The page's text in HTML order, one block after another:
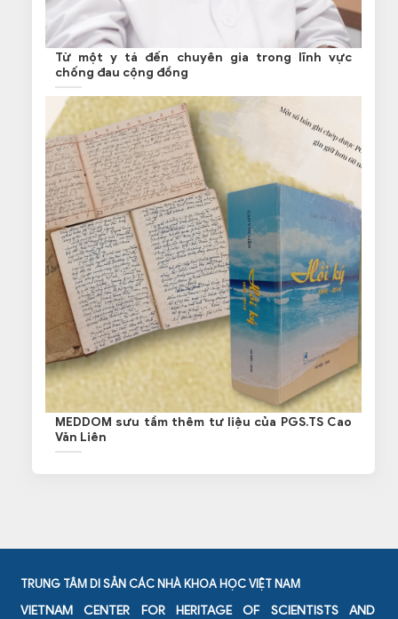
Từ một y tá đến chuyên gia trong lĩnh vực
chống đau cộng đồng
MEDDOM sưu tầm thêm tư liệu của PGS.TS Cao
Văn Liên
TRUNG TÂM DI SẢN CÁC NHÀ KHOA HỌC VIỆT NAM
VIETNAM CENTER FOR HERITAGE OF SCIENTISTS AND